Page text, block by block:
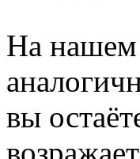
На нашем
вы